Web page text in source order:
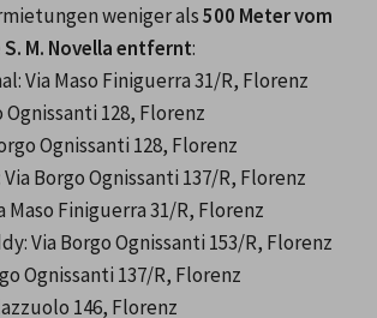
weniger als 500 Meter vom
M. Novella entfernt:
Via Maso Finiguerra 31/R, Florenz
Ognissanti 128, Florenz
Ognissanti 128, Florenz
Borgo Ognissanti 137/R, Florenz
Maso Finiguerra 31/R, Florenz
Via Borgo Ognissanti 153/R, Florenz
Ognissanti 137/R, Florenz
146, Florenz